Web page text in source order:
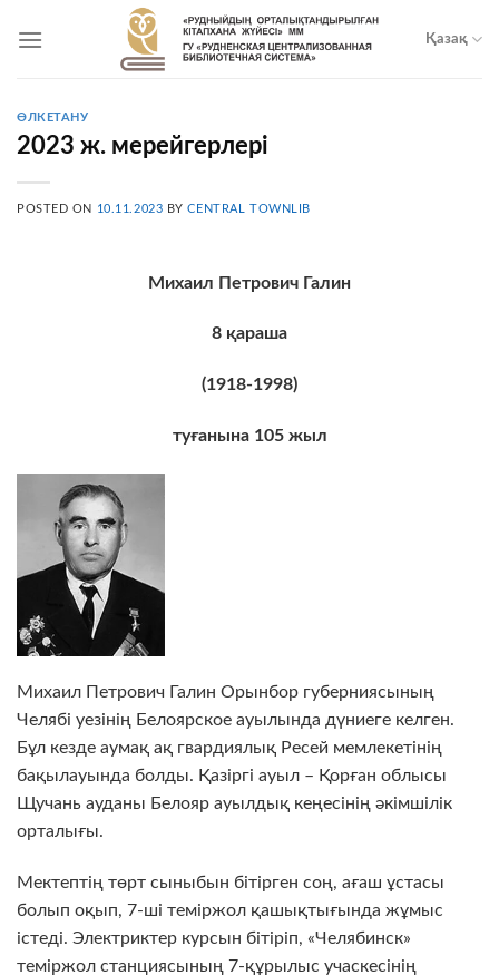
Қазақ
ӨЛКЕТАНУ
2023 ж. мерейгерлері
POSTED ON 10.11.2023 BYCENTRAL TOWNLIB
Михаил Петрович Галин
8 қараша
(1918-1998)
туғанына 105 жыл
Михаил Петрович Галин Орынбор губерниясының
Челябі уезінің Белоярское ауылында дүниеге келген.
Бұл кезде аумақ ақ гвардиялық Ресей мемлекетінің
бақылауында болды. Қазіргі ауыл – Қорған облысы
Щучань ауданы Белояр ауылдық кеңесінің әкімшілік
орталығы.
Мектептің төрт сыныбын бітірген соң, ағаш ұстасы
болып оқып, 7-ші теміржол қашықтығында жұмыс
істеді. Электриктер курсын бітіріп, «Челябинск»
теміржол станциясының 7-құрылыс учаскесінің